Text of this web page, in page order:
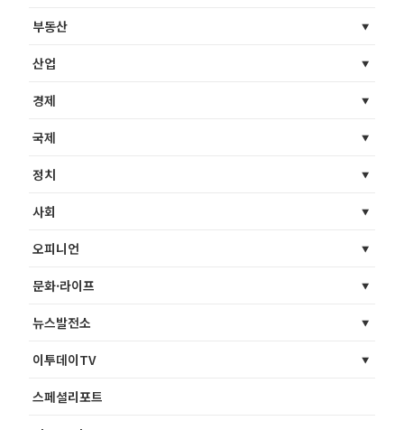
부동산
산업
경제
국제
정치
사회
오피니언
문화·라이프
뉴스발전소
이투데이TV
스페셜리포트